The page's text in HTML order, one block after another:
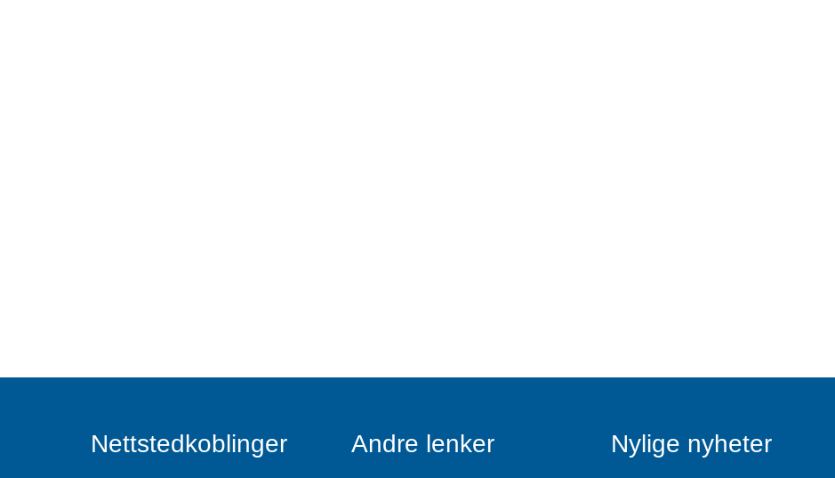
Nettstedkoblinger Andre lenker Nylige nyheter